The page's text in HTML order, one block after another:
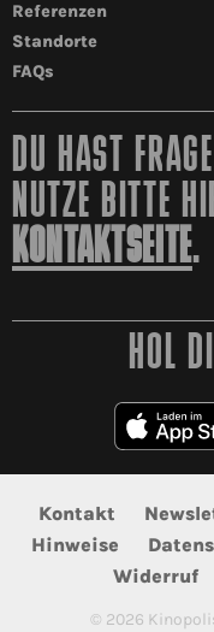
Referenzen
Standorte
FAQs
DU HAST
NUTZE BITTE
KONTAKTSEITE.
HOL
Kontakt
Hinweise
Widerruf
© 2026